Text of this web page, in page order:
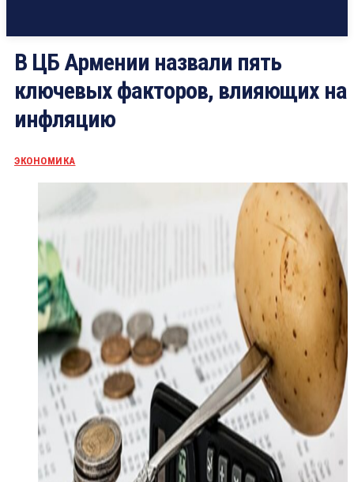
В ЦБ Армении назвали пять
ключевых факторов, влияющих на
инфляцию
ЭКОНОМИКА